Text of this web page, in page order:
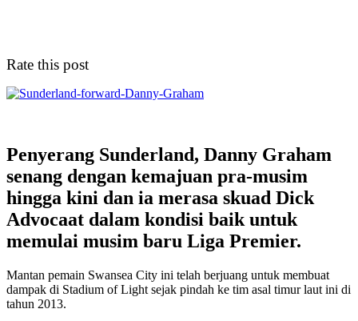
Rate this post
Penyerang Sunderland, Danny Graham
senang dengan kemajuan pra-musim
hingga kini dan ia merasa skuad Dick
Advocaat dalam kondisi baik untuk
memulai musim baru Liga Premier.
Mantan pemain Swansea City ini telah berjuang untuk membuat
dampak di Stadium of Light sejak pindah ke tim asal timur laut ini di
tahun 2013.